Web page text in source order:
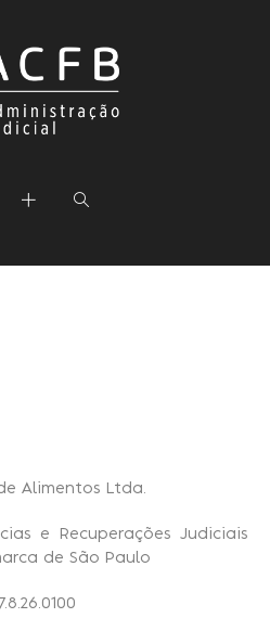
Recuperação Judicial
Alimentos Ltda.
e Recuperações Judiciais
de São Paulo